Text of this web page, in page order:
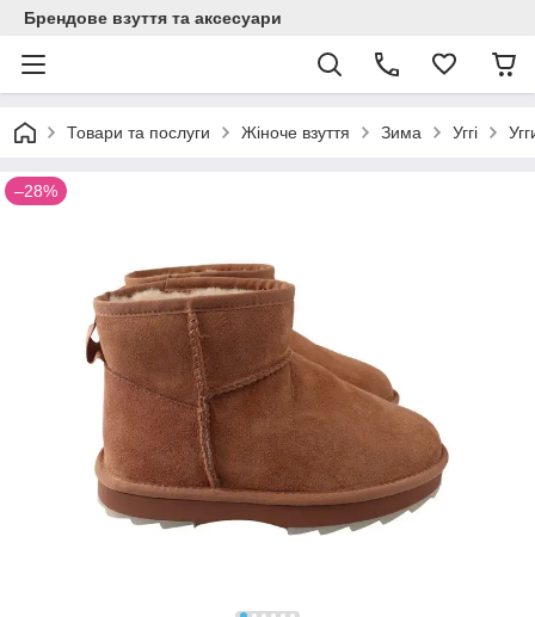
Брендове взуття та аксесуари
Товари та послуги Жіноче взуття Зима Уггі
–28%